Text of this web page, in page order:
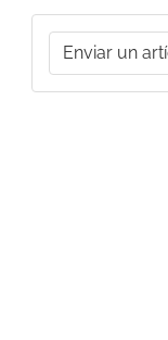
Enviar
unEnviar un